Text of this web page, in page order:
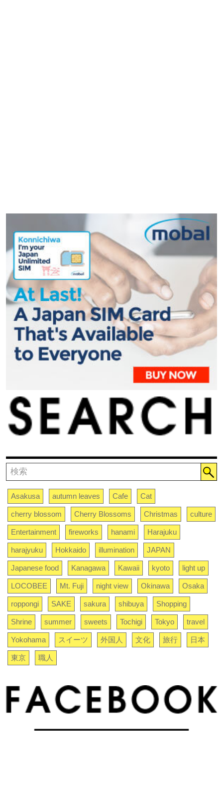
Asakusa autumn leaves Cafe Cat
cherry blossom Cherry Blossoms Christmas culture
Entertainment fireworks hanami Harajuku
harajyuku Hokkaido illumination JAPAN
Japanese food Kanagawa Kawaii kyoto light up
LOCOBEE Mt. Fuji night view Okinawa Osaka
roppongi SAKE sakura shibuya Shopping
Shrine summer sweets Tochigi Tokyo travel
Yokohama スイーツ 外国人 文化 旅行 日本
東京 職人